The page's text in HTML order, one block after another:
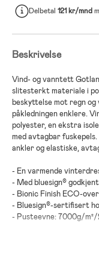
Delbetal 121 kr/mnd
Beskrivelse
Vind- og vanntett
slitesterkt materiale i
beskyttelse mot regn og
påkledningen enklere.
polyester, en ekstra
med avtagbar
ankler og elastiske,
- En varmende
- Med bluesign®
- Bionic Finish ECO-
- Bluesign®-sertifisert
- Pusteevne: 7000g/
- Reimatec Gotland ble